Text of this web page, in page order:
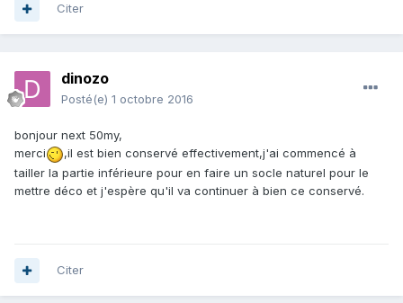
Citer
dinozo
Posté(e) 1 octobre 2016
bonjour next 50my,
merci
,il est bien conservé effectivement,j'ai commencé à
tailler la partie inférieure pour en faire un socle naturel pour le
mettre déco et j'espère qu'il va continuer à bien ce conservé.
Citer